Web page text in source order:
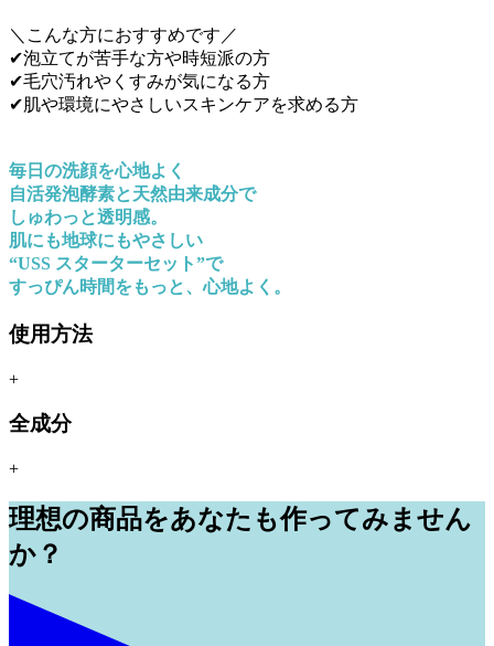
＼こんな方におすすめです／
✔泡立てが苦手な方や時短派の方
✔毛穴汚れやくすみが気になる方
✔肌や環境にやさしいスキンケアを求める方
毎日の洗顔を心地よく
自活発泡酵素と天然由来成分で
しゅわっと透明感。
肌にも地球にもやさしい
“USS スターターセット”で
すっぴん時間をもっと、心地よく。
使用方法
+
全成分
+
理想の商品をあなたも作ってみません
か？